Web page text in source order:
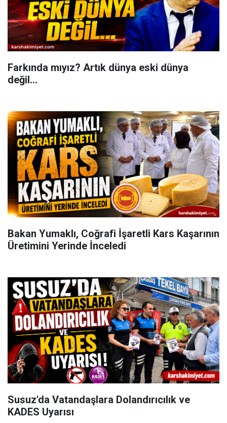
Farkında mıyız? Artık dünya eski dünya
değil...
Bakan Yumaklı, Coğrafi İşaretli Kars Kaşarının
Üretimini Yerinde İnceledi
Susuz'da Vatandaşlara Dolandırıcılık ve
KADES Uyarısı